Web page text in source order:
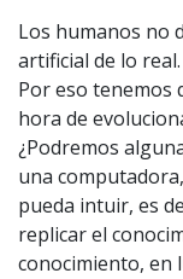
Los humanos no
artificial de lo
Por eso tenemos
hora de
¿Podremos
una
pueda intuir, es
replicar el
conocimiento, en